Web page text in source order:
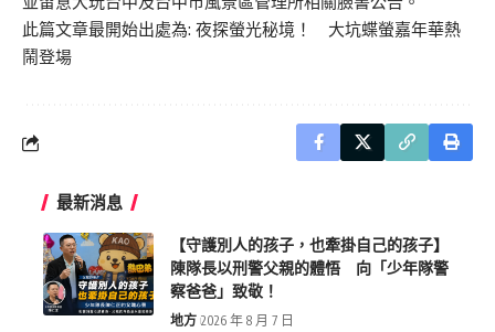
此篇文章最開始出處為: 夜探螢光秘境！ 大坑蝶螢嘉年華熱
鬧登場
最新消息
【守護別人的孩子，也牽掛自己的孩子】
陳隊長以刑警父親的體悟 向「少年隊警
察爸爸」致敬！
地方 2026 年 8 月 7 日